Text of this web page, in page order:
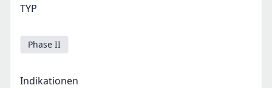
TYP
Phase II
Indikationen